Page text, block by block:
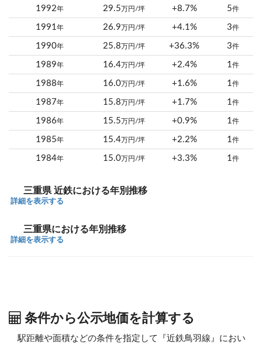
1992年 29.5万円/坪 +8.7% 5件
1991年 26.9万円/坪 +4.1% 3件
1990年 25.8万円/坪 +36.3% 3件
1989年 16.4万円/坪 +2.4% 1件
1988年 16.0万円/坪 +1.6% 1件
1987年 15.8万円/坪 +1.7% 1件
1986年 15.5万円/坪 +0.9% 1件
1985年 15.4万円/坪 +2.2% 1件
1984年 15.0万円/坪 +3.3% 1件
三重県 近鉄における年別推移
詳細を表示する
三重県における年別推移
詳細を表示する
条件から公示地価を計算する
駅距離や面積などの条件を指定して『近鉄鳥羽線』におい